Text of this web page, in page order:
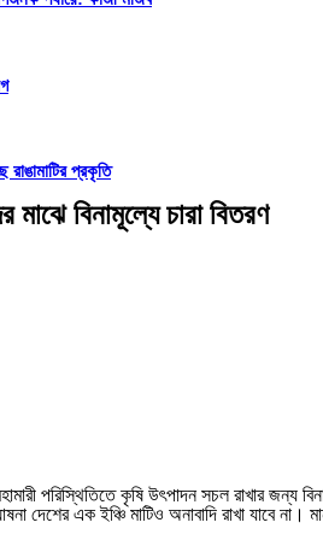
রাঙামাটির প্রকৃতি
বিনামূল্যে চারা বিতরণ
পরিস্থিতিতে কৃষি উৎপাদন সচল রাখার জন্য
দেশের এক ইঞ্চি মাটিও অনাবাদি রাখা যাবে